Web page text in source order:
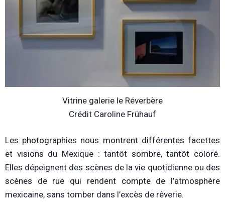
Vitrine galerie le Réverbère
Crédit Caroline Frühauf
Les photographies nous montrent différentes facettes
et visions du Mexique : tantôt sombre, tantôt coloré.
Elles dépeignent des scènes de la vie quotidienne ou des
scènes de rue qui rendent compte de l’atmosphère
mexicaine, sans tomber dans l’excès de rêverie.